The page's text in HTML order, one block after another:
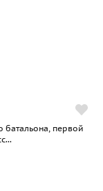
батальона, первой